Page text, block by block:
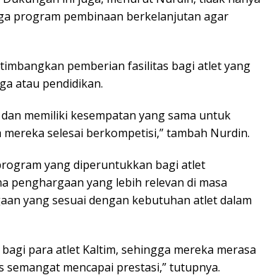
program pembinaan berkelanjutan agar
pemberian fasilitas bagi atlet yang
atau pendidikan.
memiliki kesempatan yang sama untuk
selesai berkompetisi,” tambah Nurdin.
yang diperuntukkan bagi atlet
penghargaan yang lebih relevan di masa
yang sesuai dengan kebutuhan atlet dalam
para atlet Kaltim, sehingga mereka merasa
mencapai prestasi,” tutupnya.